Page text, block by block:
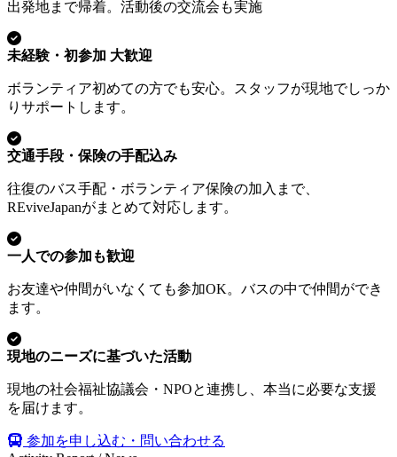
出発地まで帰着。活動後の交流会も実施
未経験・初参加 大歓迎
ボランティア初めての方でも安心。スタッフが現地でしっか
りサポートします。
交通手段・保険の手配込み
往復のバス手配・ボランティア保険の加入まで、
REviveJapanがまとめて対応します。
一人での参加も歓迎
お友達や仲間がいなくても参加OK。バスの中で仲間ができ
ます。
現地のニーズに基づいた活動
現地の社会福祉協議会・NPOと連携し、本当に必要な支援
を届けます。
参加を申し込む・問い合わせる